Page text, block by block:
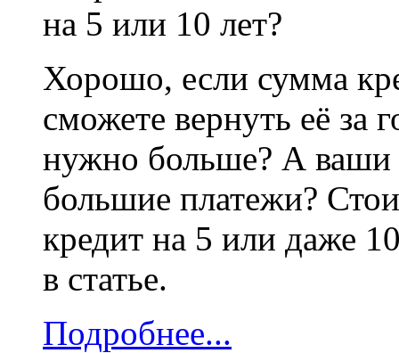
Хорошо, если сумма
сможете вернуть её за
нужно больше? А ваши
большие платежи?
кредит на 5 или даже
в статье.
Подробнее...